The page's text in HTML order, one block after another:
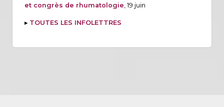
et congrès de rhumatologie , 19 juin
▸ TOUTES LES INFOLETTRES